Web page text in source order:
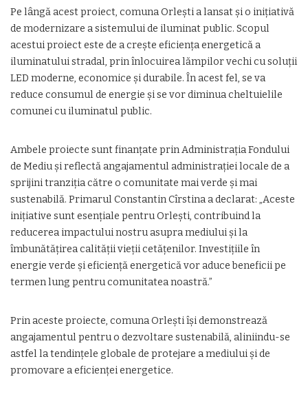
Pe lângă acest proiect, comuna Orlești a lansat și o inițiativă
de modernizare a sistemului de iluminat public. Scopul
acestui proiect este de a crește eficiența energetică a
iluminatului stradal, prin înlocuirea lămpilor vechi cu soluții
LED moderne, economice și durabile. În acest fel, se va
reduce consumul de energie și se vor diminua cheltuielile
comunei cu iluminatul public.
Ambele proiecte sunt finanțate prin Administrația Fondului
de Mediu și reflectă angajamentul administrației locale de a
sprijini tranziția către o comunitate mai verde și mai
sustenabilă. Primarul Constantin Cîrstina a declarat: „Aceste
inițiative sunt esențiale pentru Orlești, contribuind la
reducerea impactului nostru asupra mediului și la
îmbunătățirea calității vieții cetățenilor. Investițiile în
energie verde și eficiență energetică vor aduce beneficii pe
termen lung pentru comunitatea noastră.”
Prin aceste proiecte, comuna Orlești își demonstrează
angajamentul pentru o dezvoltare sustenabilă, aliniindu-se
astfel la tendințele globale de protejare a mediului și de
promovare a eficienței energetice.